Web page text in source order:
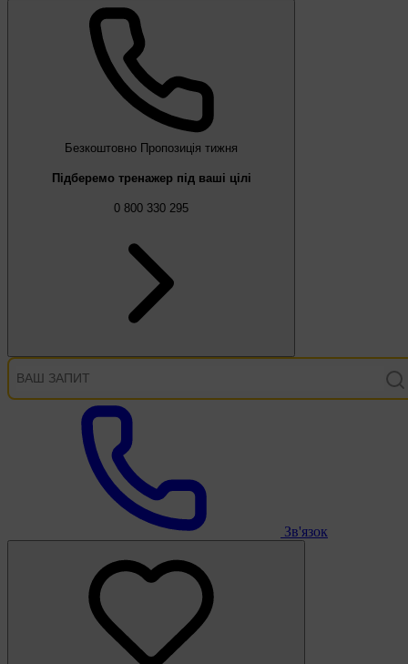
Безкоштовно Пропозиція тижня
Підберемо тренажер під ваші цілі
0 800 330 295
Зв'язок